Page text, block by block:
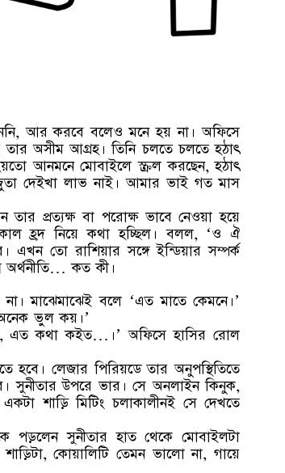
আর করবে বলেও মনে হয় না। অফিসে
অসীম আগ্রহ। তিনি চলতে চলতে হঠাৎ
আনমনে মোবাইলে স্ক্রল করছেন, হঠাৎ
দেইখা লাভ নাই। আমার ভাই গত মাস
প্রত্যক্ষ বা পরোক্ষ ভাবে নেওয়া হয়ে
হ্রদ নিয়ে কথা হচ্ছিল। বলল, ‘ও ঐ
তো রাশিয়ার সঙ্গে ইন্ডিয়ার সম্পর্ক
অর্থনীতি… কত কী।
মাঝেমাঝেই বলে ‘এত মাতে কেমনে।’
ভুল কয়।’
এত কথা কইত…।’ অফিসে হাসির রোল
হবে। লেজার পিরিয়ডে তার অনুপস্থিতিতে
সুনীতার উপরে ভার। সে অনলাইন কিনুক,
শাড়ি মিটিং চলাকালীনই সে দেখতে
পড়লেন সুনীতার হাত থেকে মোবাইলটা
কোয়ালিটি তেমন ভালো না, গায়ে